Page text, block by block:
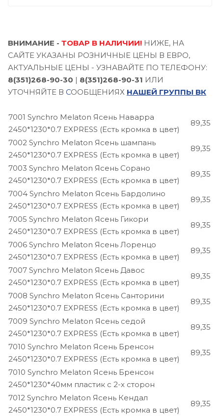
ВНИМАНИЕ - ТОВАР В НАЛИЧИИ! НИЖЕ, НА
САЙТЕ УКАЗАНЫ РОЗНИЧНЫЕ ЦЕНЫ В ЕВРО,
АКТУАЛЬНЫЕ ЦЕНЫ - УЗНАВАЙТЕ ПО ТЕЛЕФОНУ:
8(351)268-90-30 | 8(351)268-90-31 ИЛИ
УТОЧНЯЙТЕ В СООБЩЕНИЯХ НАШЕЙ ГРУППЫ ВК
7001 Synchro Melaton Ясень Наварра
2450*1230*0.7 EXPRESS (Есть кромка в цвет)
89,35
7002 Synchro Melaton Ясень шампань
2450*1230*0.7 EXPRESS (Есть кромка в цвет)
89,35
7003 Synchro Melaton Ясень Сорано
2450*1230*0.7 EXPRESS (Есть кромка в цвет)
89,35
7004 Synchro Melaton Ясень Бардолино
2450*1230*0.7 EXPRESS (Есть кромка в цвет)
89,35
7005 Synchro Melaton Ясень Гикори
2450*1230*0.7 EXPRESS (Есть кромка в цвет)
89,35
7006 Synchro Melaton Ясень Лоренцо
2450*1230*0.7 EXPRESS (Есть кромка в цвет)
89,35
7007 Synchro Melaton Ясень Давос
2450*1230*0.7 EXPRESS (Есть кромка в цвет)
89,35
7008 Synchro Melaton Ясень Санторини
2450*1230*0.7 EXPRESS (Есть кромка в цвет)
89,35
7009 Synchro Melaton Ясень седой
2450*1230*0.7 EXPRESS (Есть кромка в цвет)
89,35
7010 Synchro Melaton Ясень Бренсон
2450*1230*0.7 EXPRESS (Есть кромка в цвет)
89,35
7010 Synchro Melaton Ясень Бренсон
2450*1230*40мм пластик с 2-х сторон
7012 Synchro Melaton Ясень Кендал
2450*1230*0.7 EXPRESS (Есть кромка в цвет)
89,35